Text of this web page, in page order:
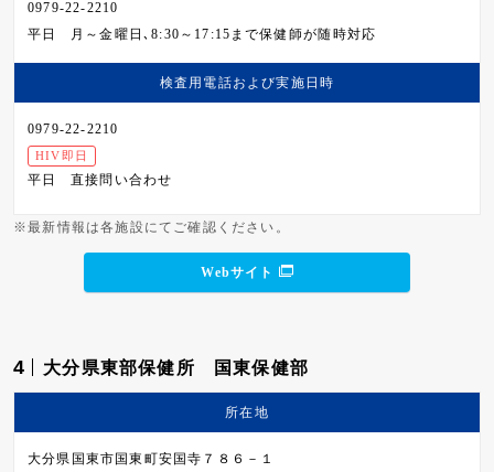
0979-22-2210
平日
月～金曜日､8:30～17:15まで保健師が随時対応
検査用電話および実施日時
0979-22-2210
HIV即日
平日 直接問い合わせ
※最新情報は各施設にてご確認ください。
Webサイト
4 大分県東部保健所 国東保健部
所在地
大分県国東市国東町安国寺７８６－１